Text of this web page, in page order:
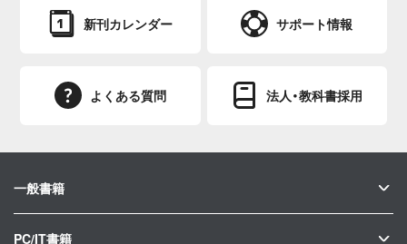
新刊カレンダー サポート情報
よくある質問 法人・教科書採用
一般書籍
PC/IT書籍